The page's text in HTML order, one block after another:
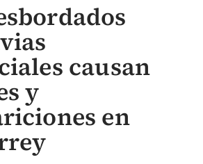
causan
y
en